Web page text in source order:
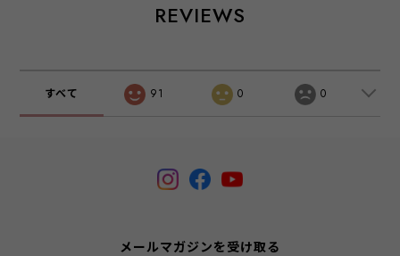
REVIEWS
すべて 91 0 0
メールマガジンを受け取る